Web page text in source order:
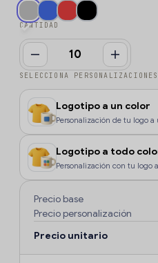
CANTIDAD
SELECCIONA PERSONALIZACIONES
Logotipo a un color
Personalización de tu logo a
Logotipo a todo
Personalización con tu logo
Precio base
Precio personalización
Precio unitario